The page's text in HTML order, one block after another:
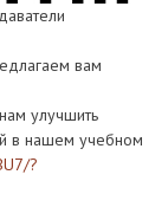
вам
улучшить
в нашем учебном
?